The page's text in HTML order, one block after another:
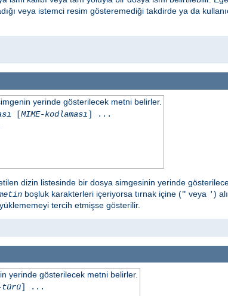
veya istemci resim gösteremediği takdirde ya da
yerinde gösterilecek metni belirler.
[MIME-kodlaması] ...
dizin listesinde bir dosya simgesinin yerinde
boşluk karakterleri içeriyorsa tırnak içine (" veya ')
tercih etmişse gösterilir.
yerinde gösterilecek metni belirler.
türü] ...